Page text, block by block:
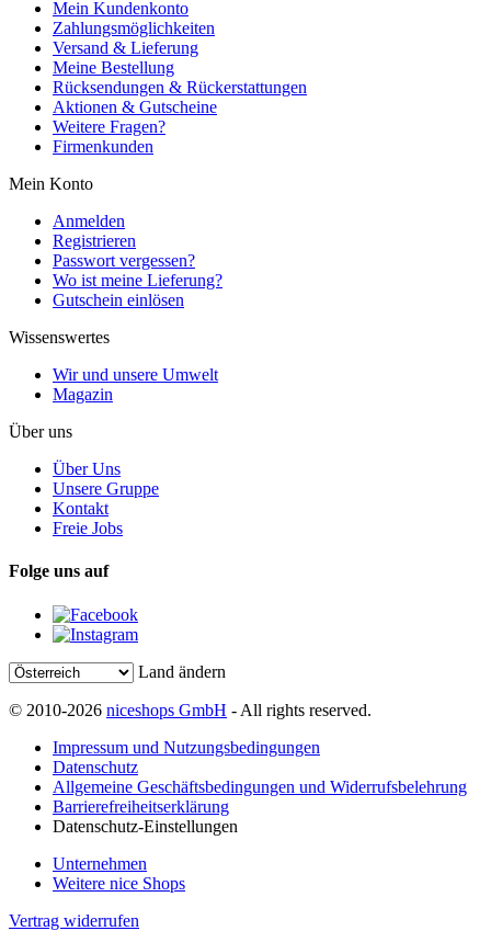
Mein Kundenkonto
Zahlungsmöglichkeiten
Versand & Lieferung
Meine Bestellung
Rücksendungen & Rückerstattungen
Aktionen & Gutscheine
Weitere Fragen?
Firmenkunden
Mein Konto
Anmelden
Registrieren
Passwort vergessen?
Wo ist meine Lieferung?
Gutschein einlösen
Wissenswertes
Wir und unsere Umwelt
Magazin
Über uns
Über Uns
Unsere Gruppe
Kontakt
Freie Jobs
Folge uns auf
Land ändern
© 2010-2026 niceshops GmbH - All rights reserved.
Impressum und Nutzungsbedingungen
Datenschutz
Allgemeine Geschäftsbedingungen und Widerrufsbelehrung
Barrierefreiheitserklärung
Datenschutz-Einstellungen
Unternehmen
Weitere nice Shops
Vertrag widerrufen